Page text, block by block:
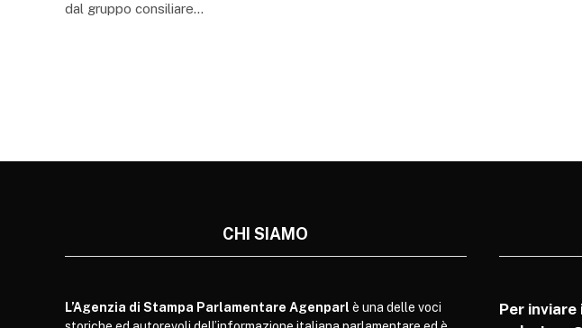
dal gruppo consiliare…
CHI SIAMO
L’Agenzia di Stampa Parlamentare Agenparl è una delle voci
Per